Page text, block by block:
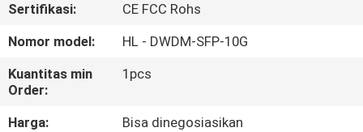
PABRIK
KONTROL
KUALITAS
Sertifikasi:
CE FCC Rohs
Nomor model:
HL - DWDM-SFP-10G
Kuantitas min
Order:
1pcs
Harga:
Bisa dinegosiasikan